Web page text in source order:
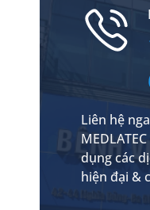
Liên hệ
dụng các
hiện đại &